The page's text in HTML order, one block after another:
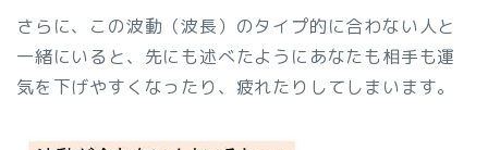
さらに、この波動（波長）のタイプ的に合わない人と
一緒にいると、先にも述べたようにあなたも相手も運
気を下げやすくなったり、疲れたりしてしまいます。